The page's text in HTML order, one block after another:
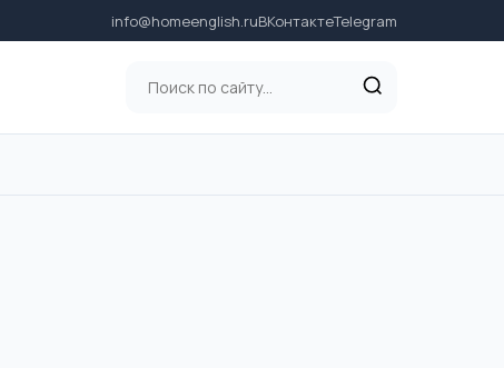
info@homeenglish.ruВКонтактеTelegram